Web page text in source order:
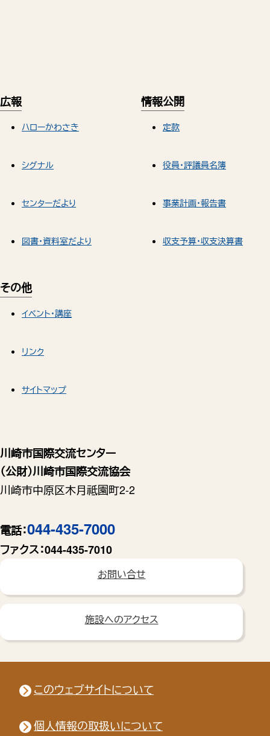
川崎市国際交流センター
（公財）川崎市国際交流協会
川崎市中原区木月祗園町2-2
電話：044-435-7000
ファクス：044-435-7010
お問い合せ
施設へのアクセス
広報
ハローかわさき
シグナル
センターだより
図書・資料室だより
情報公開
定款
役員・評議員名簿
事業計画・報告書
収支予算・収支決算書
その他
イベント・講座
リンク
サイトマップ
このウェブサイトについて
個人情報の取扱いについて